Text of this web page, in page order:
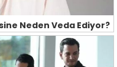
Neden Veda Ediyor?